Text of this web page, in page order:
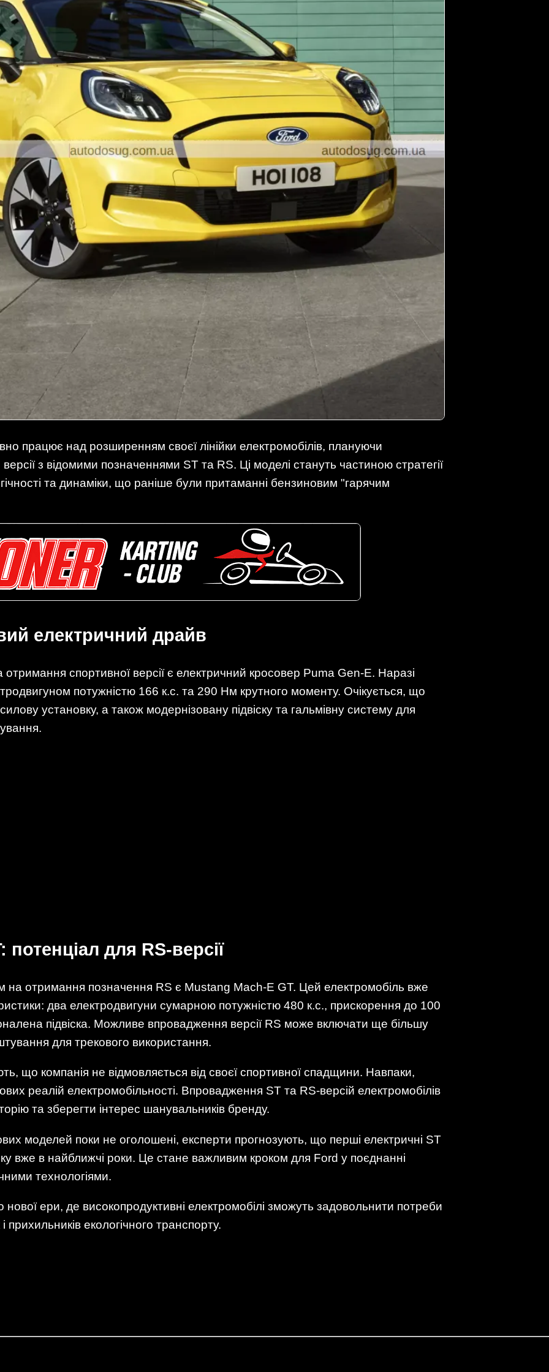
працює над розширенням своєї лінійки електромобілів, плануючи
з відомими позначеннями ST та RS. Ці моделі стануть частиною стратегії
та динаміки, що раніше були притаманні бензиновим "гарячим
електричний драйв
спортивної версії є електричний кросовер Puma Gen-E. Наразі
потужністю 166 к.с. та 290 Нм крутного моменту. Очікується, що
установку, а також модернізовану підвіску та гальмівну систему для
для RS-версії
на отримання позначення RS є Mustang Mach-E GT. Цей електромобіль вже
два електродвигуни сумарною потужністю 480 к.с., прискорення до 100
підвіска. Можливе впровадження версії RS може включати ще більшу
для трекового використання.
що компанія не відмовляється від своєї спортивної спадщини. Навпаки,
реалій електромобільності. Впровадження ST та RS-версій електромобілів
та зберегти інтерес шанувальників бренду.
моделей поки не оголошені, експерти прогнозують, що перші електричні ST
вже в найближчі роки. Це стане важливим кроком для Ford у поєднанні
технологіями.
ери, де високопродуктивні електромобілі зможуть задовольнити потреби
прихильників екологічного транспорту.